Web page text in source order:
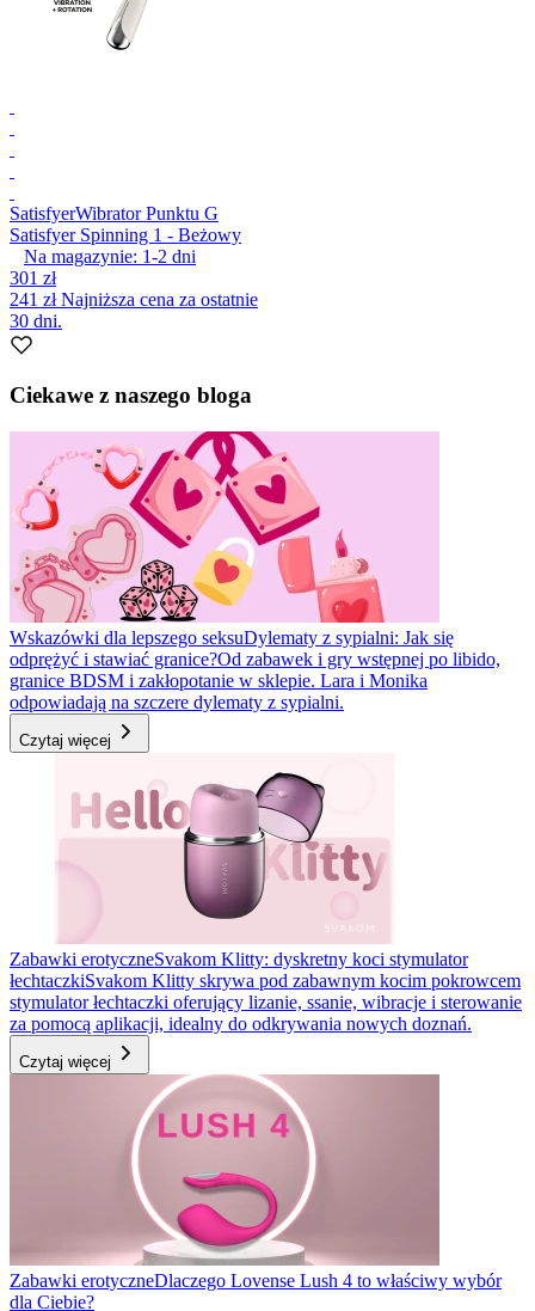
SatisfyerWibrator Punktu G
Satisfyer Spinning 1 - Beżowy
Na magazynie: 1-2 dni
301 zł
241 złNajniższa cena za ostatnie
30 dni.
Ciekawe z naszego bloga
Wskazówki dla lepszego seksuDylematy z sypialni: Jak się
odprężyć i stawiać granice?Od zabawek i gry wstępnej po libido,
granice BDSM i zakłopotanie w sklepie. Lara i Monika
odpowiadają na szczere dylematy z sypialni.
Czytaj więcej
Zabawki erotyczneSvakom Klitty: dyskretny koci stymulator
łechtaczkiSvakom Klitty skrywa pod zabawnym kocim pokrowcem
stymulator łechtaczki oferujący lizanie, ssanie, wibracje i sterowanie
za pomocą aplikacji, idealny do odkrywania nowych doznań.
Czytaj więcej
Zabawki erotyczneDlaczego Lovense Lush 4 to właściwy wybór
dla Ciebie?